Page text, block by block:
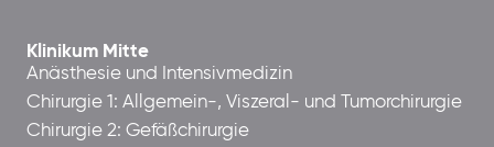
Klinikum Mitte
Anästhesie und Intensivmedizin
Chirurgie 1: Allgemein-, Viszeral- und Tumorchirurgie
Chirurgie 2: Gefäßchirurgie